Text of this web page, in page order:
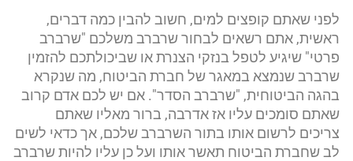
לפני שאתם קופצים למים, חשוב להבין כמה דברים,
ראשית, אתם רשאים לבחור שרברב משלכם "שרברב
פרטי" שיגיע לטפל בנזקי הצנרת או שביכולתכם להזמין
שרברב שנמצא במאגר של חברת הביטוח, מה שנקרא
בהגה הביטוחית, "שרברב הסדר". אם יש לכם אדם קרוב
שאתם סומכים עליו אז אדרבה, ברור מאליו שאתם
צריכים לרשום אותו בתור השרברב שלכם, אך כדאי לשים
לב שחברת הביטוח תאשר אותו ועל כן עליו להיות שרברב